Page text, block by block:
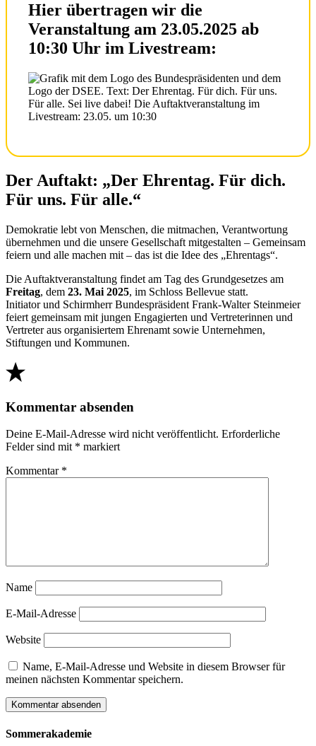
Hier übertragen wir die
Veranstaltung am 23.05.2025 ab
10:30 Uhr im Livestream:
Der Auftakt: „Der Ehrentag. Für dich.
Für uns. Für alle.“
Demokratie lebt von Menschen, die mitmachen, Verantwortung
übernehmen und die unsere Gesellschaft mitgestalten – Gemeinsam
feiern und alle machen mit – das ist die Idee des „Ehrentags“.
Die Auftaktveranstaltung findet am Tag des Grundgesetzes am
Freitag, dem 23. Mai 2025, im Schloss Bellevue statt.
Initiator und Schirmherr Bundespräsident Frank-Walter Steinmeier
feiert gemeinsam mit jungen Engagierten und Vertreterinnen und
Vertreter aus organisiertem Ehrenamt sowie Unternehmen,
Stiftungen und Kommunen.
Kommentar absenden
Deine E-Mail-Adresse wird nicht veröffentlicht. Erforderliche
Felder sind mit * markiert
Kommentar *
Name
E-Mail-Adresse
Website
Name, E-Mail-Adresse und Website in diesem Browser für
meinen nächsten Kommentar speichern.
Sommerakademie